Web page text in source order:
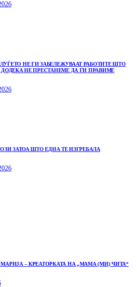
НЕ ГИ ЗАБЕЛЕЖУВААТ РАБОТИТЕ ШТО
НЕ ПРЕСТАНЕМЕ ДА ГИ ПРАВИМЕ
ЗАТОА ШТО ЕДНА ТЕ ИЗГРЕБАЛА
– КРЕАТОРКАТА НА „МАМА (МИ) ЧИТА“